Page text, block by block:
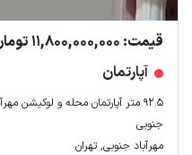
قیمت: 11,800,000,000 تومان
آپارتمان
92.5 متر آپارتمان محله و لوکیشن
جنوبی
مهرآباد جنوبی, تهران